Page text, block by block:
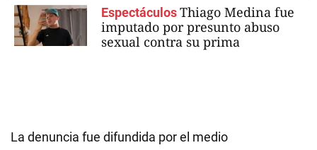
EspectáculosThiago Medina fue
imputado por presunto abuso
sexual contra su prima
La denuncia fue difundida por el medio